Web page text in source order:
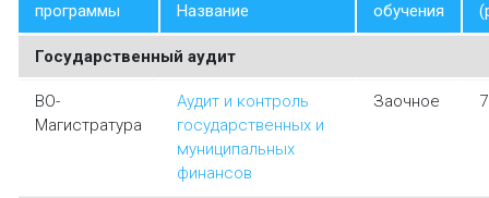
программы
Название
обучения
Государственный аудит
ВО-
Магистратура
Аудит и контроль
государственных и
муниципальных
финансов
Заочное